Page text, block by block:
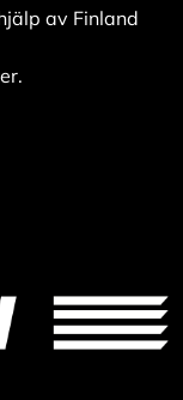
av Finland